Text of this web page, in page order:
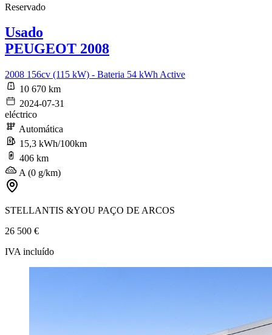
Reservado
Usado
PEUGEOT 2008
2008 156cv (115 kW) - Bateria 54 kWh Active
10 670 km
2024-07-31
eléctrico
Automática
15,3 kWh/100km
406 km
A (0 g/km)
STELLANTIS &YOU PAÇO DE ARCOS
26 500 €
IVA incluído